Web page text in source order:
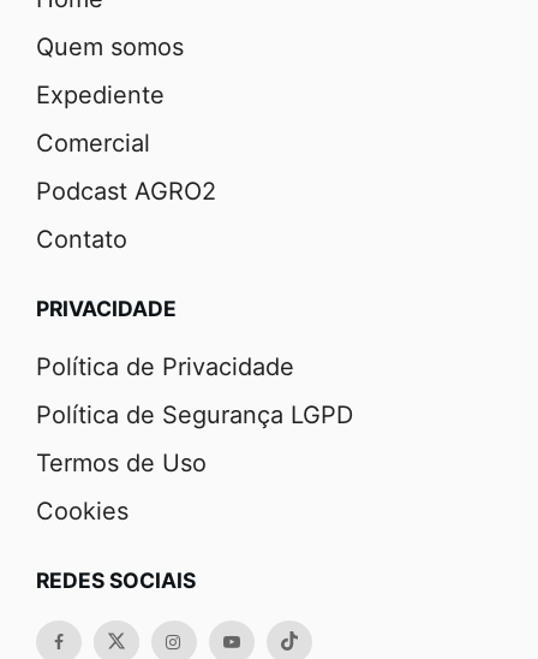
Quem somos
Expediente
Comercial
Podcast AGRO2
Contato
PRIVACIDADE
Política de Privacidade
Política de Segurança LGPD
Termos de Uso
Cookies
REDES SOCIAIS